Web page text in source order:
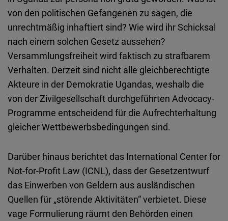
von den politischen Gefangenen zu sagen, die
unrechtmäßig inhaftiert sind? Wie wird ihr Schicksal
nach einem solchen Gesetz aussehen?
Versammlungsfreiheit wird faktisch zu strafbarem
Verhalten. Derzeit sind nicht alle gleichberechtigte
Akteure in der Demokratie Ugandas, weshalb die
von der Zivilgesellschaft durchgeführten Advocacy-
Programme entscheidend für die Aufrechterhaltung
gleicher Wettbewerbsbedingungen sind.
Darüber hinaus berichtet das International Center for
Not-for-Profit Law (ICNL), dass der Gesetzentwurf
das Einwerben von Geldern aus ausländischen
Quellen für „störende Aktivitäten“ verbietet. Diese
vage Formulierung räumt den Behörden einen